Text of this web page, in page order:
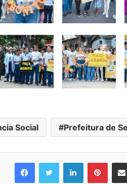
Social Prefeitura de
Facebook Twitter Linkedin Pinterest